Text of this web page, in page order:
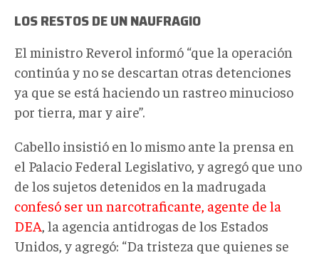
LOS RESTOS DE UN NAUFRAGIO
El ministro Reverol informó “que la operación
continúa y no se descartan otras detenciones
ya que se está haciendo un rastreo minucioso
por tierra, mar y aire”.
Cabello insistió en lo mismo ante la prensa en
el Palacio Federal Legislativo, y agregó que uno
de los sujetos detenidos en la madrugada
confesó ser un narcotraficante, agente de la
DEA , la agencia antidrogas de los Estados
Unidos, y agregó: “Da tristeza que quienes se